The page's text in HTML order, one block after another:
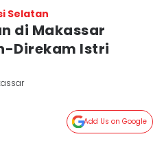
Selatan
di Makassar
Direkam Istri
Add Us on Google